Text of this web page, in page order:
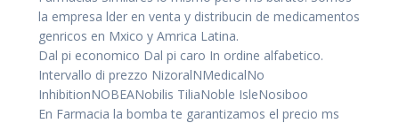
la empresa lder en venta y distribucin de medicamentos
genricos en Mxico y Amrica Latina.
Dal pi economico Dal pi caro In ordine alfabetico.
Intervallo di prezzo NizoralNMedicalNo
InhibitionNOBEANobilis TiliaNoble IsleNosiboo
En Farmacia la bomba te garantizamos el precio ms